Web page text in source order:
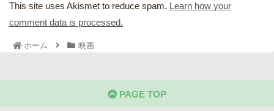
This site uses Akismet to reduce spam. Learn how your
comment data is processed.
ホーム 映画
PAGE TOP